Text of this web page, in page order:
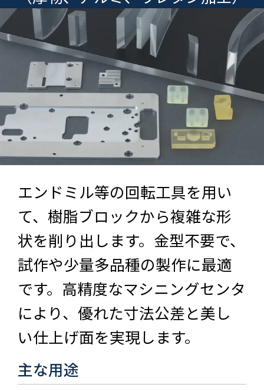
エンドミル等の回転工具を用い
て、樹脂ブロックから複雑な形
状を削り出します。金型不要で、
試作や少量多品種の製作に最適
です。高精度なマシニングセンタ
により、優れた寸法公差と美し
い仕上げ面を実現します。
主な用途